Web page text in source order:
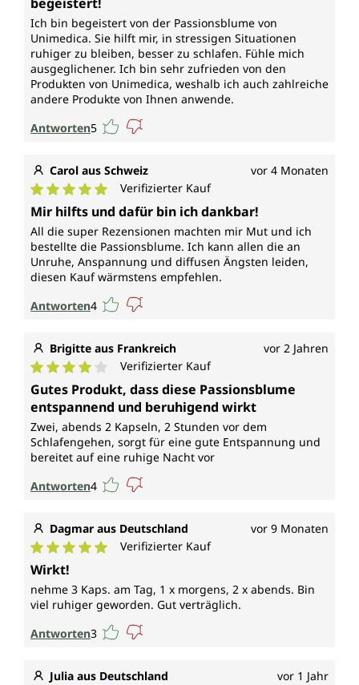
Ich bin begeistert von der Passionsblume von
Unimedica. Sie hilft mir, in stressigen Situationen
ruhiger zu bleiben, besser zu schlafen. Fühle mich
ausgeglichener. Ich bin sehr zufrieden von den
Produkten von Unimedica, weshalb ich auch zahlreiche
andere Produkte von Ihnen anwende.
Antworten5
Carol aus Schweiz vor 4 Monaten
Durchschnittliche Bewertung von 5 von 5 Sternen
Verifizierter Kauf
Mir hilfts und dafür bin ich dankbar!
All die super Rezensionen machten mir Mut und ich
bestellte die Passionsblume. Ich kann allen die an
Unruhe, Anspannung und diffusen Ängsten leiden,
diesen Kauf wärmstens empfehlen.
Antworten4
Brigitte aus Frankreich vor 2 Jahren
Durchschnittliche Bewertung von 4 von 5 Sternen
Verifizierter Kauf
Gutes Produkt, dass diese Passionsblume
entspannend und beruhigend wirkt
Zwei, abends 2 Kapseln, 2 Stunden vor dem
Schlafengehen, sorgt für eine gute Entspannung und
bereitet auf eine ruhige Nacht vor
Antworten4
Dagmar aus Deutschland vor 9 Monaten
Durchschnittliche Bewertung von 5 von 5 Sternen
Verifizierter Kauf
Wirkt!
nehme 3 Kaps. am Tag, 1 x morgens, 2 x abends. Bin
viel ruhiger geworden. Gut verträglich.
Antworten3
Julia aus Deutschland vor 1 Jahr